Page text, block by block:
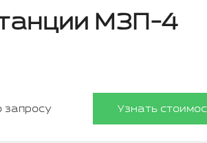
МЗП-4
запросу Узнать